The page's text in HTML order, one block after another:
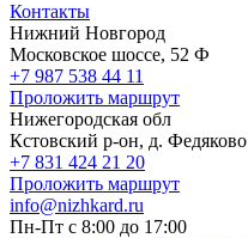
Контакты
Нижний Новгород
Московское шоссе, 52 Ф
+7 987 538 44 11
Проложить маршрут
Нижегородская обл
Кстовский р-он, д. Федяково
+7 831 424 21 20
Проложить маршрут
info@nizhkard.ru
Пн-Пт с 8:00 до 17:00